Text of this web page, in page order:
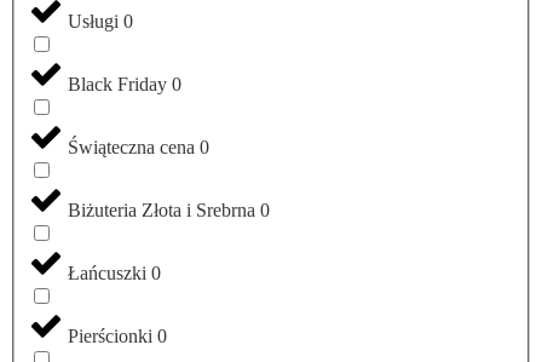
Usługi 0
Black Friday 0
Świąteczna cena 0
Biżuteria Złota i Srebrna 0
Łańcuszki 0
Pierścionki 0